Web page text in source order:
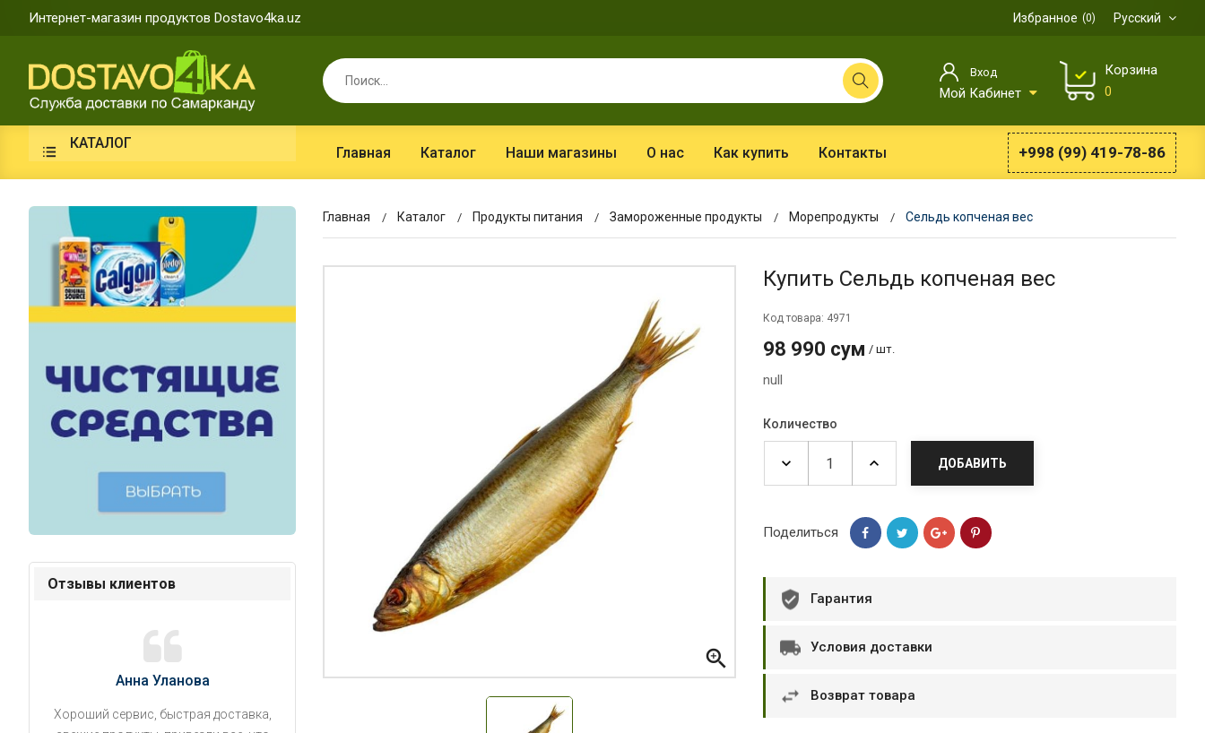
Интернет-магазин продуктов Dostavo4ka.uz Русский
Избранное 0
Вход
Мой Кабинет
Корзина
0
КАТАЛОГ
Главная Каталог Наши магазины О нас Как купить Контакты +998 (99) 419-78-86
Отзывы клиентов
Анна Уланова
Хороший сервис, быстрая доставка,
Александр П. Ольга Кузяева
Лежу в больнице, сделала заказ, все
Главная Каталог Продукты питания Замороженные продукты Морепродукты Сельдь копченая вес

Купить Сельдь копченая вес
Код товара: 4971
98 990 сум / шт.
null
Количество
ДОБАВИТЬ
Поделиться
Гарантия
Условия доставки
Возврат товара